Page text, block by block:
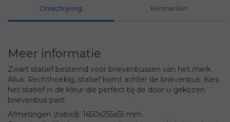
Omschrijving Kenmerken
Meer informatie
Zwart statief bestemd voor brievenbussen van het merk
Allux. Rechthoekig, statief komt achter de brievenbus. Kies
het statief in de kleur die perfect bij de door u gekozen
brievenbus past.
Afmetingen (hxbxd): 1650x255x55 mm.